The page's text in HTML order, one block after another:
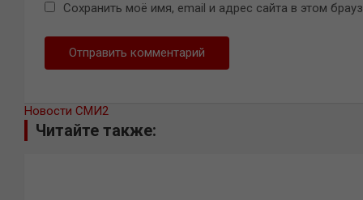
Сохранить моё имя, email и адрес сайта в этом
Новости СМИ2
Читайте также: